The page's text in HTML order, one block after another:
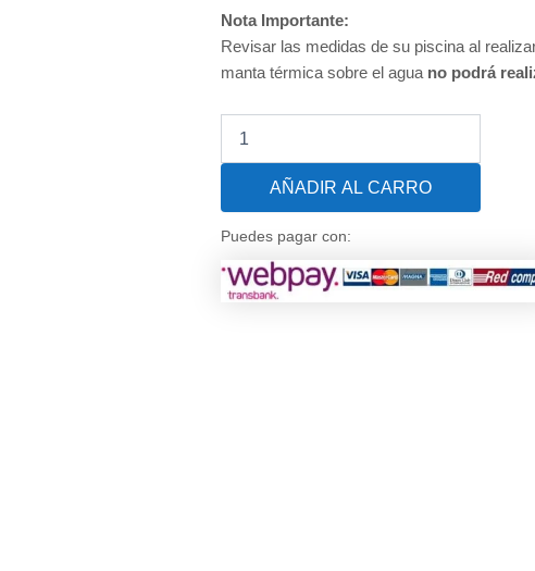
Nota Importante:
Revisar las medidas de su piscina al
manta térmica sobre el agua no podrá
Térmica
para
Premium
400
(Dunner)
de
AÑADIR AL CARRO
Puedes pagar con: